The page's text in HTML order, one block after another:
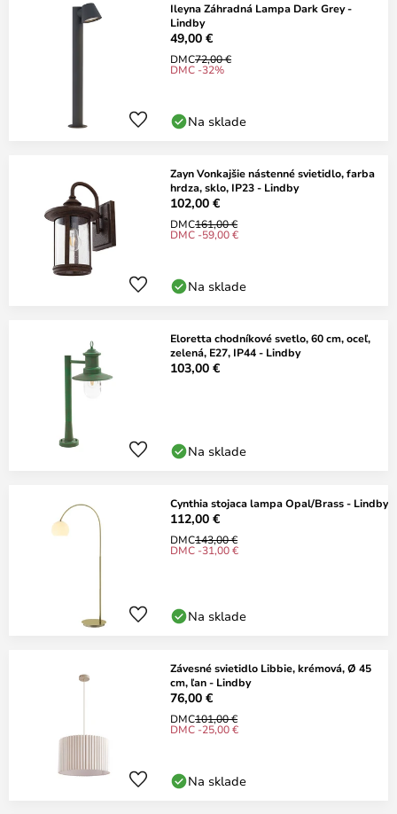
Ileyna Záhradná Lampa Dark Grey -
Lindby
49,00 €
DMC72,00 €
DMC -32%
Na sklade
Zayn Vonkajšie nástenné svietidlo, farba
hrdza, sklo, IP23 - Lindby
102,00 €
DMC161,00 €
DMC -59,00 €
Na sklade
Eloretta chodníkové svetlo, 60 cm, oceľ,
zelená, E27, IP44 - Lindby
103,00 €
Na sklade
Cynthia stojaca lampa Opal/Brass - Lindby
112,00 €
DMC143,00 €
DMC -31,00 €
Na sklade
Závesné svietidlo Libbie, krémová, Ø 45
cm, ľan - Lindby
76,00 €
DMC101,00 €
DMC -25,00 €
Na sklade